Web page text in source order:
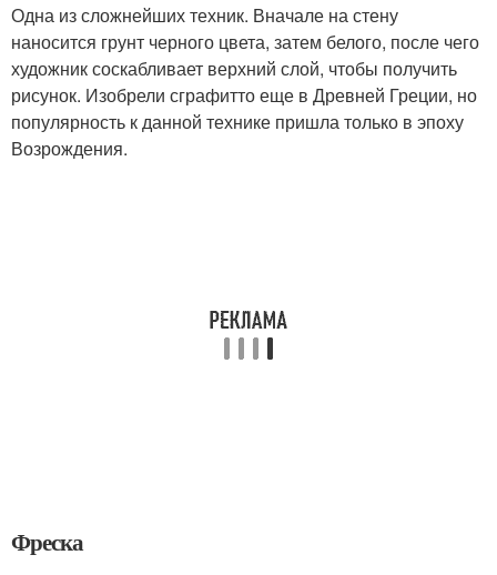
Одна из сложнейших техник. Вначале на стену
наносится грунт черного цвета, затем белого, после чего
художник соскабливает верхний слой, чтобы получить
рисунок. Изобрели сграфитто еще в Древней Греции, но
популярность к данной технике пришла только в эпоху
Возрождения.
Фреска